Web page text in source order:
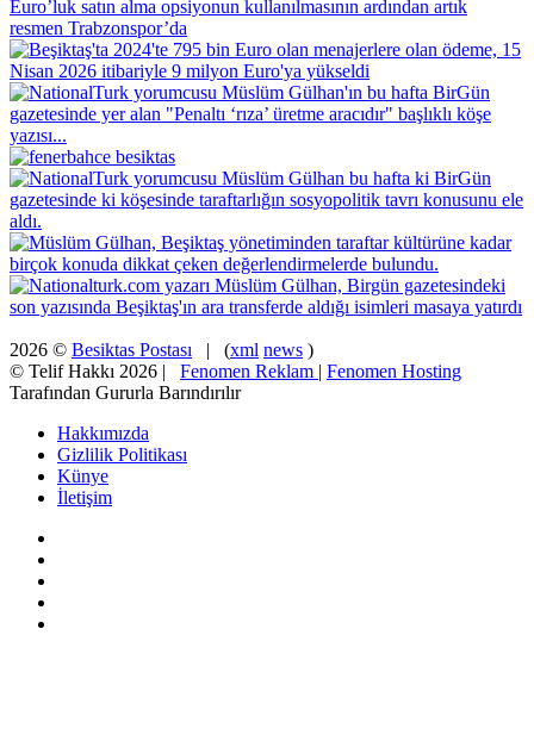
2026 © Besiktas Postası | (xml news )
© Telif Hakkı 2026 | Fenomen Reklam | Fenomen Hosting
Tarafından Gururla Barındırılır
Hakkımızda
Gizlilik Politikası
Künye
İletişim